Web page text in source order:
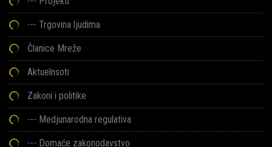
--- Trgovina ljudima
Članice Mreže
Aktuelnsoti
Zakoni i politike
--- Medjunarodna regulativa
--- Domaće zakonodavstvo